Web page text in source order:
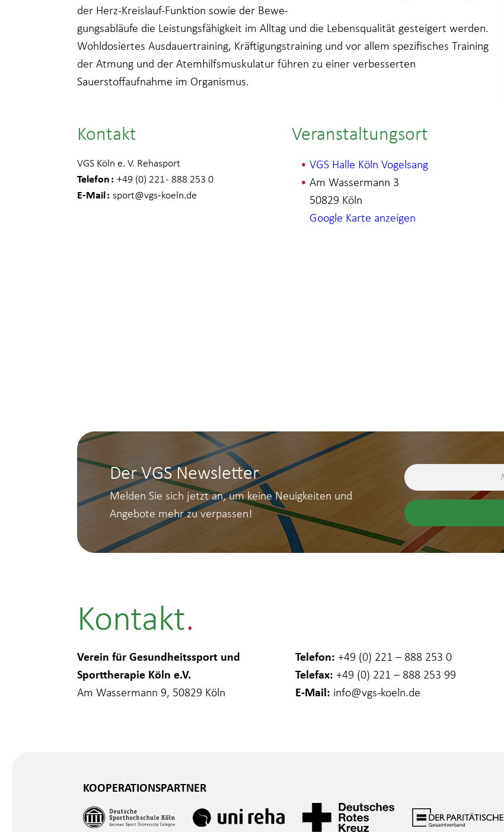
der Herz-Kreislauf-Funktion sowie der Bewe-
gungsabläufe die Leistungsfähigkeit im Alltag und die Lebensqualität gesteigert werden.
Wohldosiertes Ausdauertraining, Kräftigungstraining und vor allem spezifisches Training
der Atmung und der Atemhilfsmuskulatur führen zu einer verbesserten
Sauerstoffaufnahme im Organismus.
Kontakt
VGS Köln e. V. Rehasport
Telefon +49 (0) 221 - 888 253 0
E-Mail sport@vgs-koeln.de
Veranstaltungsort
VGS Halle Köln Vogelsang
Am Wassermann 3
Köln
50829
Google Karte anzeigen
Der VGS Newsletter
Melden Sie sich jetzt an, um keine Neuigkeiten und
Angebote mehr zu verpassen!
Kontakt
Verein für Gesundheitssport und
Sporttherapie Köln e.V.
Am Wassermann 9, 50829 Köln
Telefon: +49 (0) 221 – 888 253 0
Telefax: +49 (0) 221 – 888 253 99
E-Mail: info@vgs-koeln.de
KOOPERATIONSPARTNER